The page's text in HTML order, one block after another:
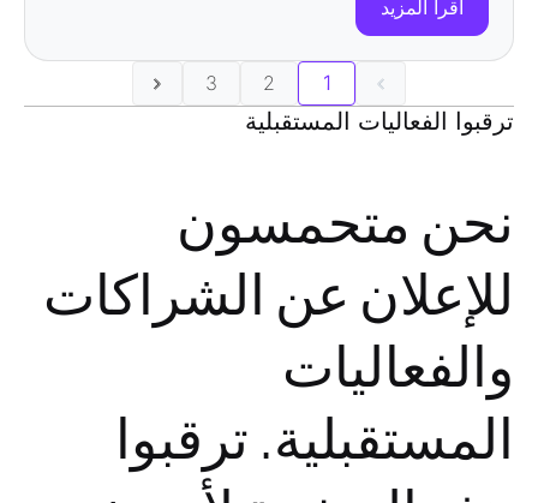
اقرأ المزيد
1
2
3
ترقبوا الفعاليات المستقبلية
نحن متحمسون
للإعلان عن الشراكات
والفعاليات
المستقبلية. ترقبوا